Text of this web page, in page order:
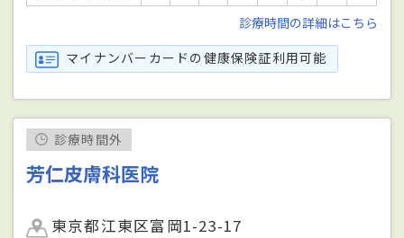
診療時間の詳細はこちら
マイナンバーカードの健康保険証利用可能
診療時間外
芳仁皮膚科医院
東京都江東区富岡1-23-17